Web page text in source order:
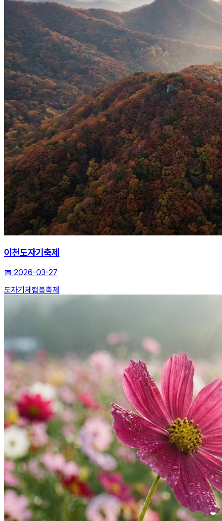
이천도자기축제
📅 2026-03-27
도자기체험봄축제